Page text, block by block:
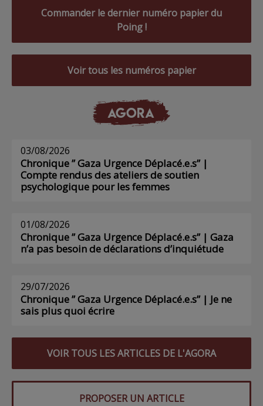
Commander le dernier numéro papier du
Poing !
Voir tous les numéros papier
AGORA
03/08/2026
Chronique ” Gaza Urgence Déplacé.e.s” |
Compte rendus des ateliers de soutien
psychologique pour les femmes
01/08/2026
Chronique ” Gaza Urgence Déplacé.e.s” | Gaza
n’a pas besoin de déclarations d’inquiétude
29/07/2026
Chronique ” Gaza Urgence Déplacé.e.s” | Je ne
sais plus quoi écrire
VOIR TOUS LES ARTICLES DE L'AGORA
PROPOSER UN ARTICLE